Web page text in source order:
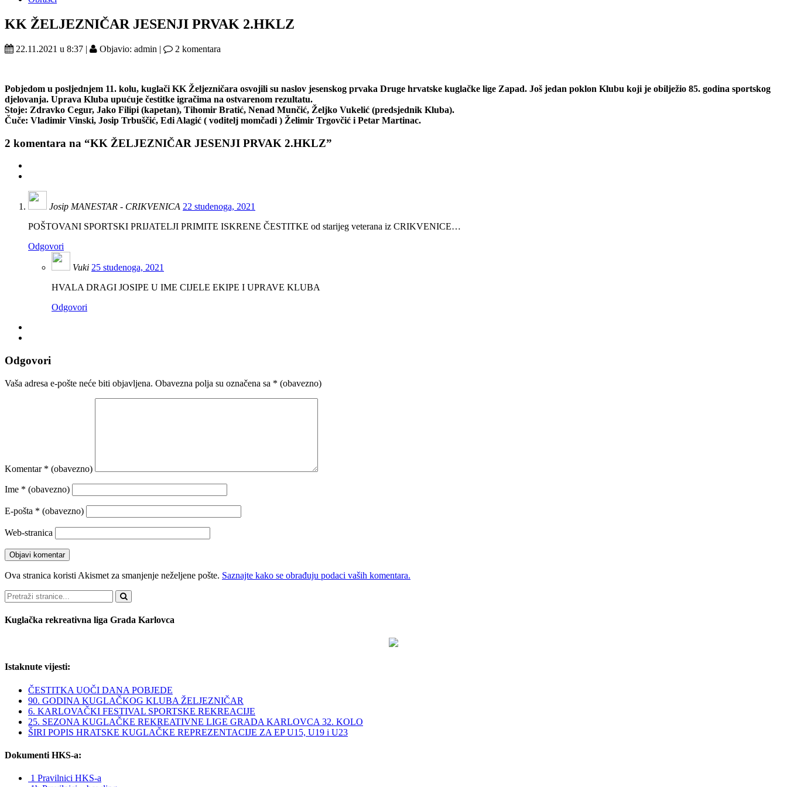
KK ŽELJEZNIČAR JESENJI PRVAK 2.HKLZ
22.11.2021 u 8:37 | Objavio: admin | 2 komentara
Pobjedom u posljednjem 11. kolu, kuglači KK Željezničara osvojili su naslov jesenskog prvaka Druge hrvatske kuglačke lige Zapad. Još jedan poklon Klubu koji je obilježio 85. godina sportskog
djelovanja. Uprava Kluba upućuje čestitke igračima na ostvarenom rezultatu.
Stoje: Zdravko Cegur, Jako Filipi (kapetan), Tihomir Bratić, Nenad Munčić, Željko Vukelić (predsjednik Kluba).
Čuče: Vladimir Vinski, Josip Trbuščić, Edi Alagić ( voditelj momčadi ) Želimir Trgovčić i Petar Martinac.
2 komentara na “KK ŽELJEZNIČAR JESENJI PRVAK 2.HKLZ”
Josip MANESTAR - CRIKVENICA 22 studenoga, 2021
POŠTOVANI SPORTSKI PRIJATELJI PRIMITE ISKRENE ČESTITKE od starijeg veterana iz CRIKVENICE…
Odgovori
Vuki 25 studenoga, 2021
HVALA DRAGI JOSIPE U IME CIJELE EKIPE I UPRAVE KLUBA
Odgovori
Odgovori
Vaša adresa e-pošte neće biti objavljena. Obavezna polja su označena sa * (obavezno)
Komentar * (obavezno)
Ime * (obavezno)
E-pošta * (obavezno)
Web-stranica
Ova stranica koristi Akismet za smanjenje neželjene pošte. Saznajte kako se obrađuju podaci vaših komentara.
Pretraži
Kuglačka rekreativna liga Grada Karlovca
Istaknute vijesti:
ČESTITKA UOČI DANA POBJEDE
90. GODINA KUGLAČKOG KLUBA ŽELJEZNIČAR
6. KARLOVAČKI FESTIVAL SPORTSKE REKREACIJE
25. SEZONA KUGLAČKE REKREATIVNE LIGE GRADA KARLOVCA 32. KOLO
ŠIRI POPIS HRATSKE KUGLAČKE REPREZENTACIJE ZA EP U15, U19 i U23
Dokumenti HKS-a:
1 Pravilnici HKS-a